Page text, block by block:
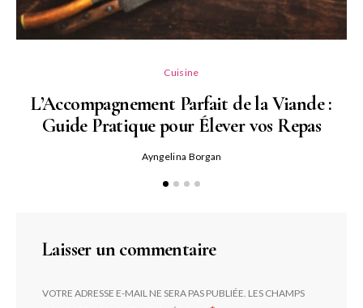
Cuisine
L’Accompagnement Parfait de la Viande :
Guide Pratique pour Élever vos Repas
Ayngelina Borgan
Laisser un commentaire
VOTRE ADRESSE E-MAIL NE SERA PAS PUBLIÉE. LES CHAMPS